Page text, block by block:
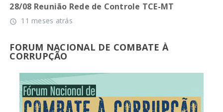
28/08 Reunião Rede de Controle TCE-MT
access_time 11 meses atrás
FORUM NACIONAL DE COMBATE À
CORRUPÇÃO